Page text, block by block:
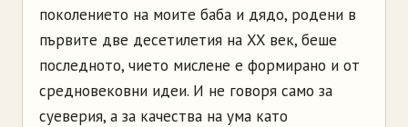
поколението на моите баба и дядо, родени в
първите две десетилетия на XX век, беше
последното, чието мислене е формирано и от
средновековни идеи. И не говоря само за
суеверия, а за качества на ума като